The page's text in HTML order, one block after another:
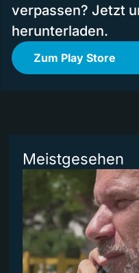
verpassen? Jetzt
herunterladen.
Zum Play Store
Meistgesehen